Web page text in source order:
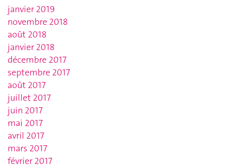
janvier 2019
novembre 2018
août 2018
janvier 2018
décembre 2017
septembre 2017
août 2017
juillet 2017
juin 2017
mai 2017
avril 2017
mars 2017
février 2017